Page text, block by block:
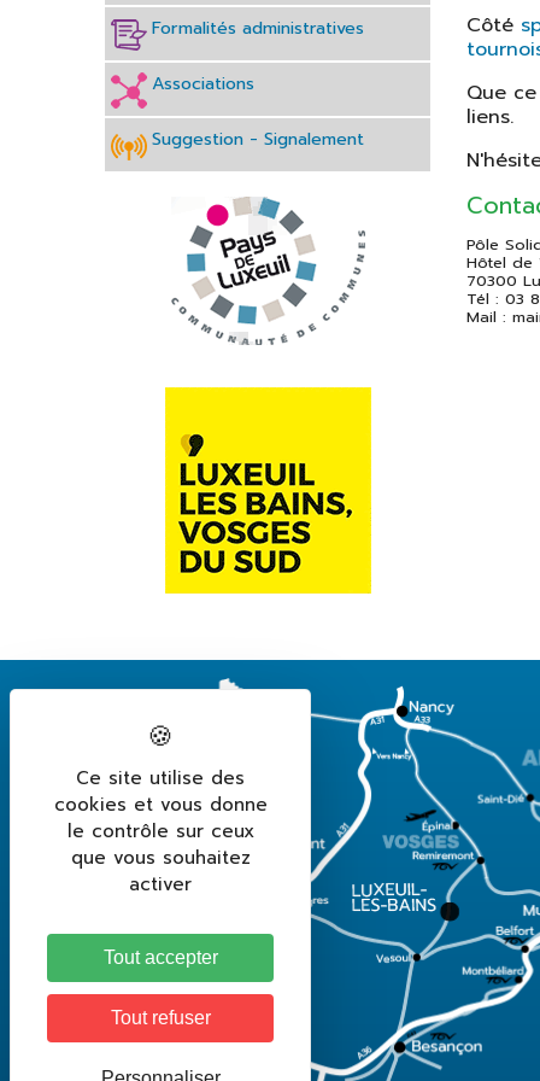
Plan de la ville
Transports
Eau et
Assainissement
Formalités administratives
Associations
Suggestion - Signalement
Côté
Que
liens.
Pôle
Hôtel de
70300
Tél : 03
Mail :
Ce site utilise des
cookies et vous donne
le contrôle sur ceux
que vous souhaitez
activer
Tout accepter
Tout refuser